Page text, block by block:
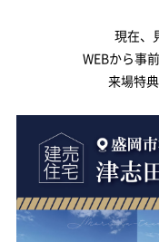
現在、
WEBから事
来場特